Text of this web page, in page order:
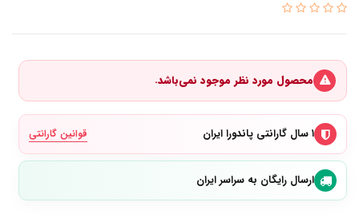
محصول مورد نظر موجود نمی‌باشد.
۱ سال گارانتی پاندورا ایران قوانین گارانتی
ارسال رایگان به سراسر ایران